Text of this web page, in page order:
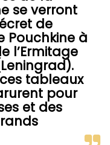
se verront
de
Pouchkine à
l’Ermitage
tableaux
pour
et des